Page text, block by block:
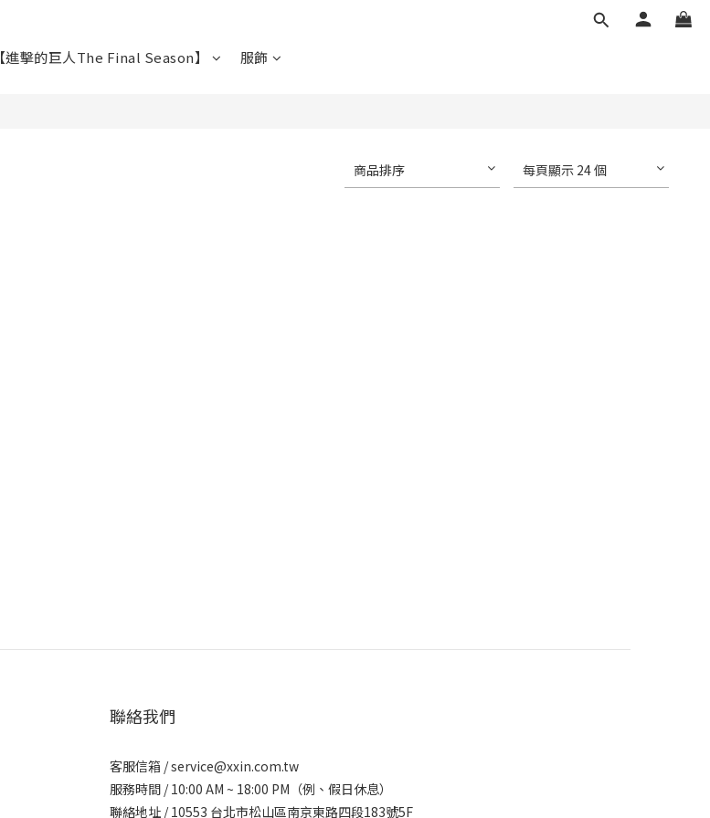
【進擊的巨人The Final Season】 服飾
商品排序 每頁顯示 24 個
聯絡我們
客服信箱 /service@xxin.com.tw
服務時間 / 10:00 AM ~ 18:00 PM（例、假日休息）
聯絡地址 / 10553 台北市松山區南京東路四段183號5F